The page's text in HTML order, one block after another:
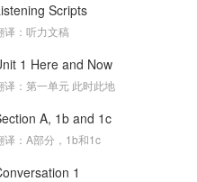
Scripts
译：听力文稿
1 Here and Now
译：第一单元 此时此地
A, 1b and 1c
译：A部分，1b和1c
1